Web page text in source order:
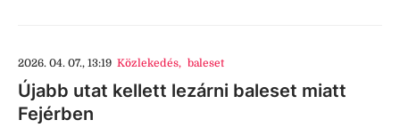
2026. 04. 07., 13:19 Közlekedés, baleset
Újabb utat kellett lezárni baleset miatt
Fejérben